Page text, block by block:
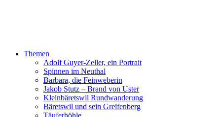
Themen
Adolf Guyer-Zeller, ein Portrait
Spinnen im Neuthal
Barbara, die Feinweberin
Jakob Stutz – Brand von Uster
Kleinbäretswil Rundwanderung
Bäretswil und sein Greifenberg
Täuferhöhle